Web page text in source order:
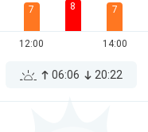
7
12:00
8 7
14:00
06:06 20:22